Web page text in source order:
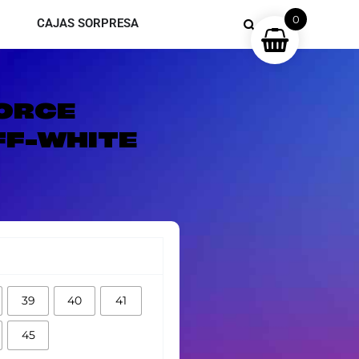
CAJAS SORPRESA
WHITE
39 40 41
45
0